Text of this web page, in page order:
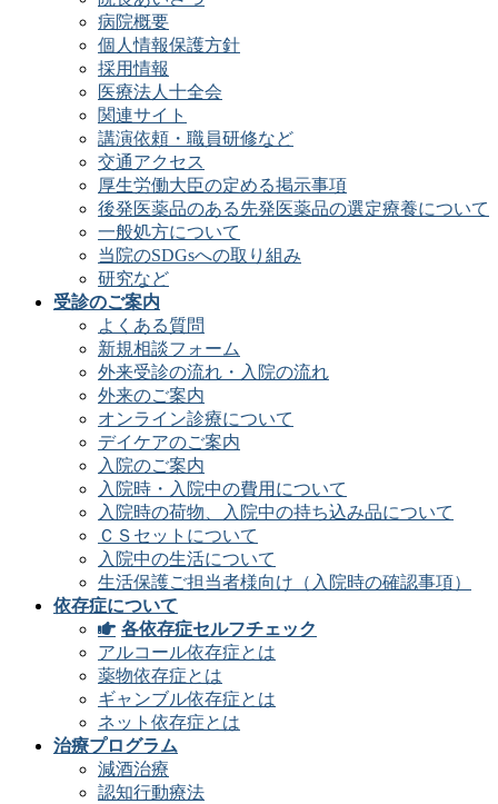
病院概要
個人情報保護方針
採用情報
医療法人十全会
関連サイト
講演依頼・職員研修など
交通アクセス
厚生労働大臣の定める掲示事項
後発医薬品のある先発医薬品の選定療養について
一般処方について
当院のSDGsへの取り組み
研究など
受診のご案内
よくある質問
新規相談フォーム
外来受診の流れ・入院の流れ
外来のご案内
オンライン診療について
デイケアのご案内
入院のご案内
入院時・入院中の費用について
入院時の荷物、入院中の持ち込み品について
ＣＳセットについて
入院中の生活について
生活保護ご担当者様向け（入院時の確認事項）
依存症について
各依存症セルフチェック
アルコール依存症とは
薬物依存症とは
ギャンブル依存症とは
ネット依存症とは
治療プログラム
減酒治療
認知行動療法